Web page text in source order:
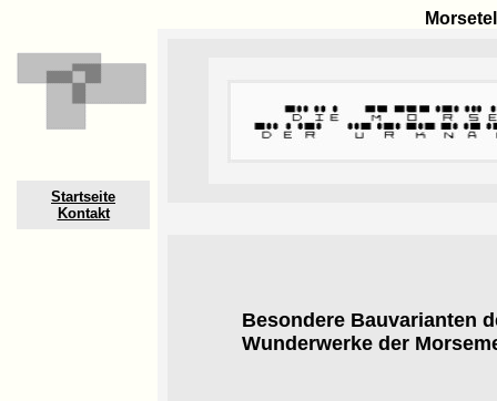
Startseite
Kontakt
Besondere Bauvarianten
Wunderwerke der